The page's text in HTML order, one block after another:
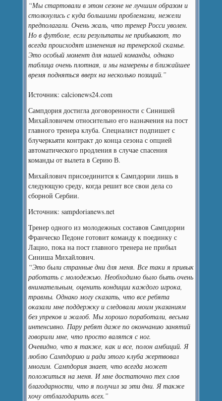
“Мы стартовали в этом сезоне не лучшим образом и
столкнулись с куда большими проблемами, нежели
предполагали. Очень жаль, что тренер Росси уволен.
Но в футболе, если результаты не прибывают, то
всегда происходят изменения на тренерской скамье.
Это особый момент для нашей команды, однако
таблица очень плотная, и мы намерены в ближайшее
время подняться вверх на несколько позиций.”
Источник: calcionews24.com
Сампдория достигла договоренности с Синишей
Михайловичем относительно его назначения на пост
главного тренера клуба. Специалист подпишет с
блучеркьяти контракт до конца сезона с опцией
автоматического продления в случае спасения
команды от вылета в Серию В.
Михайлович присоединится к Сампдории лишь в
следующую среду, когда решит все свои дела со
сборной Сербии.
Источник: sampdorianews.net
Тренер одного из молодежных составов Сампдории
Франческо Педоне готовит команду к поединку с
Лацио, пока на пост главного тренера не прибыл
Синиша Михайлович.
“Это были странные дни для меня. Все таки я привык
работать с молодежью. Необходимо было быть очень
внимательным, оценить кондиции каждого игрока,
травмы. Однако могу сказать, что все ребята
оказали мне поддержку и следовали моим указаниям
без упреков и жалоб. Мы хорошо поработали, весьма
интенсивно. Пару ребят даже по окончанию занятий
говорили мне, что просто валятся с ног.
Очевидно, что я также, как и все, полон амбиций. Я
люблю Сампдорию и ради этого клуба жертвовал
многим. Сампдория знает, что всегда может
положиться на меня. И мне достаточно тех слов
благодарности, что я получил за эти дни. Я также
хочу отблагодарить всех.”